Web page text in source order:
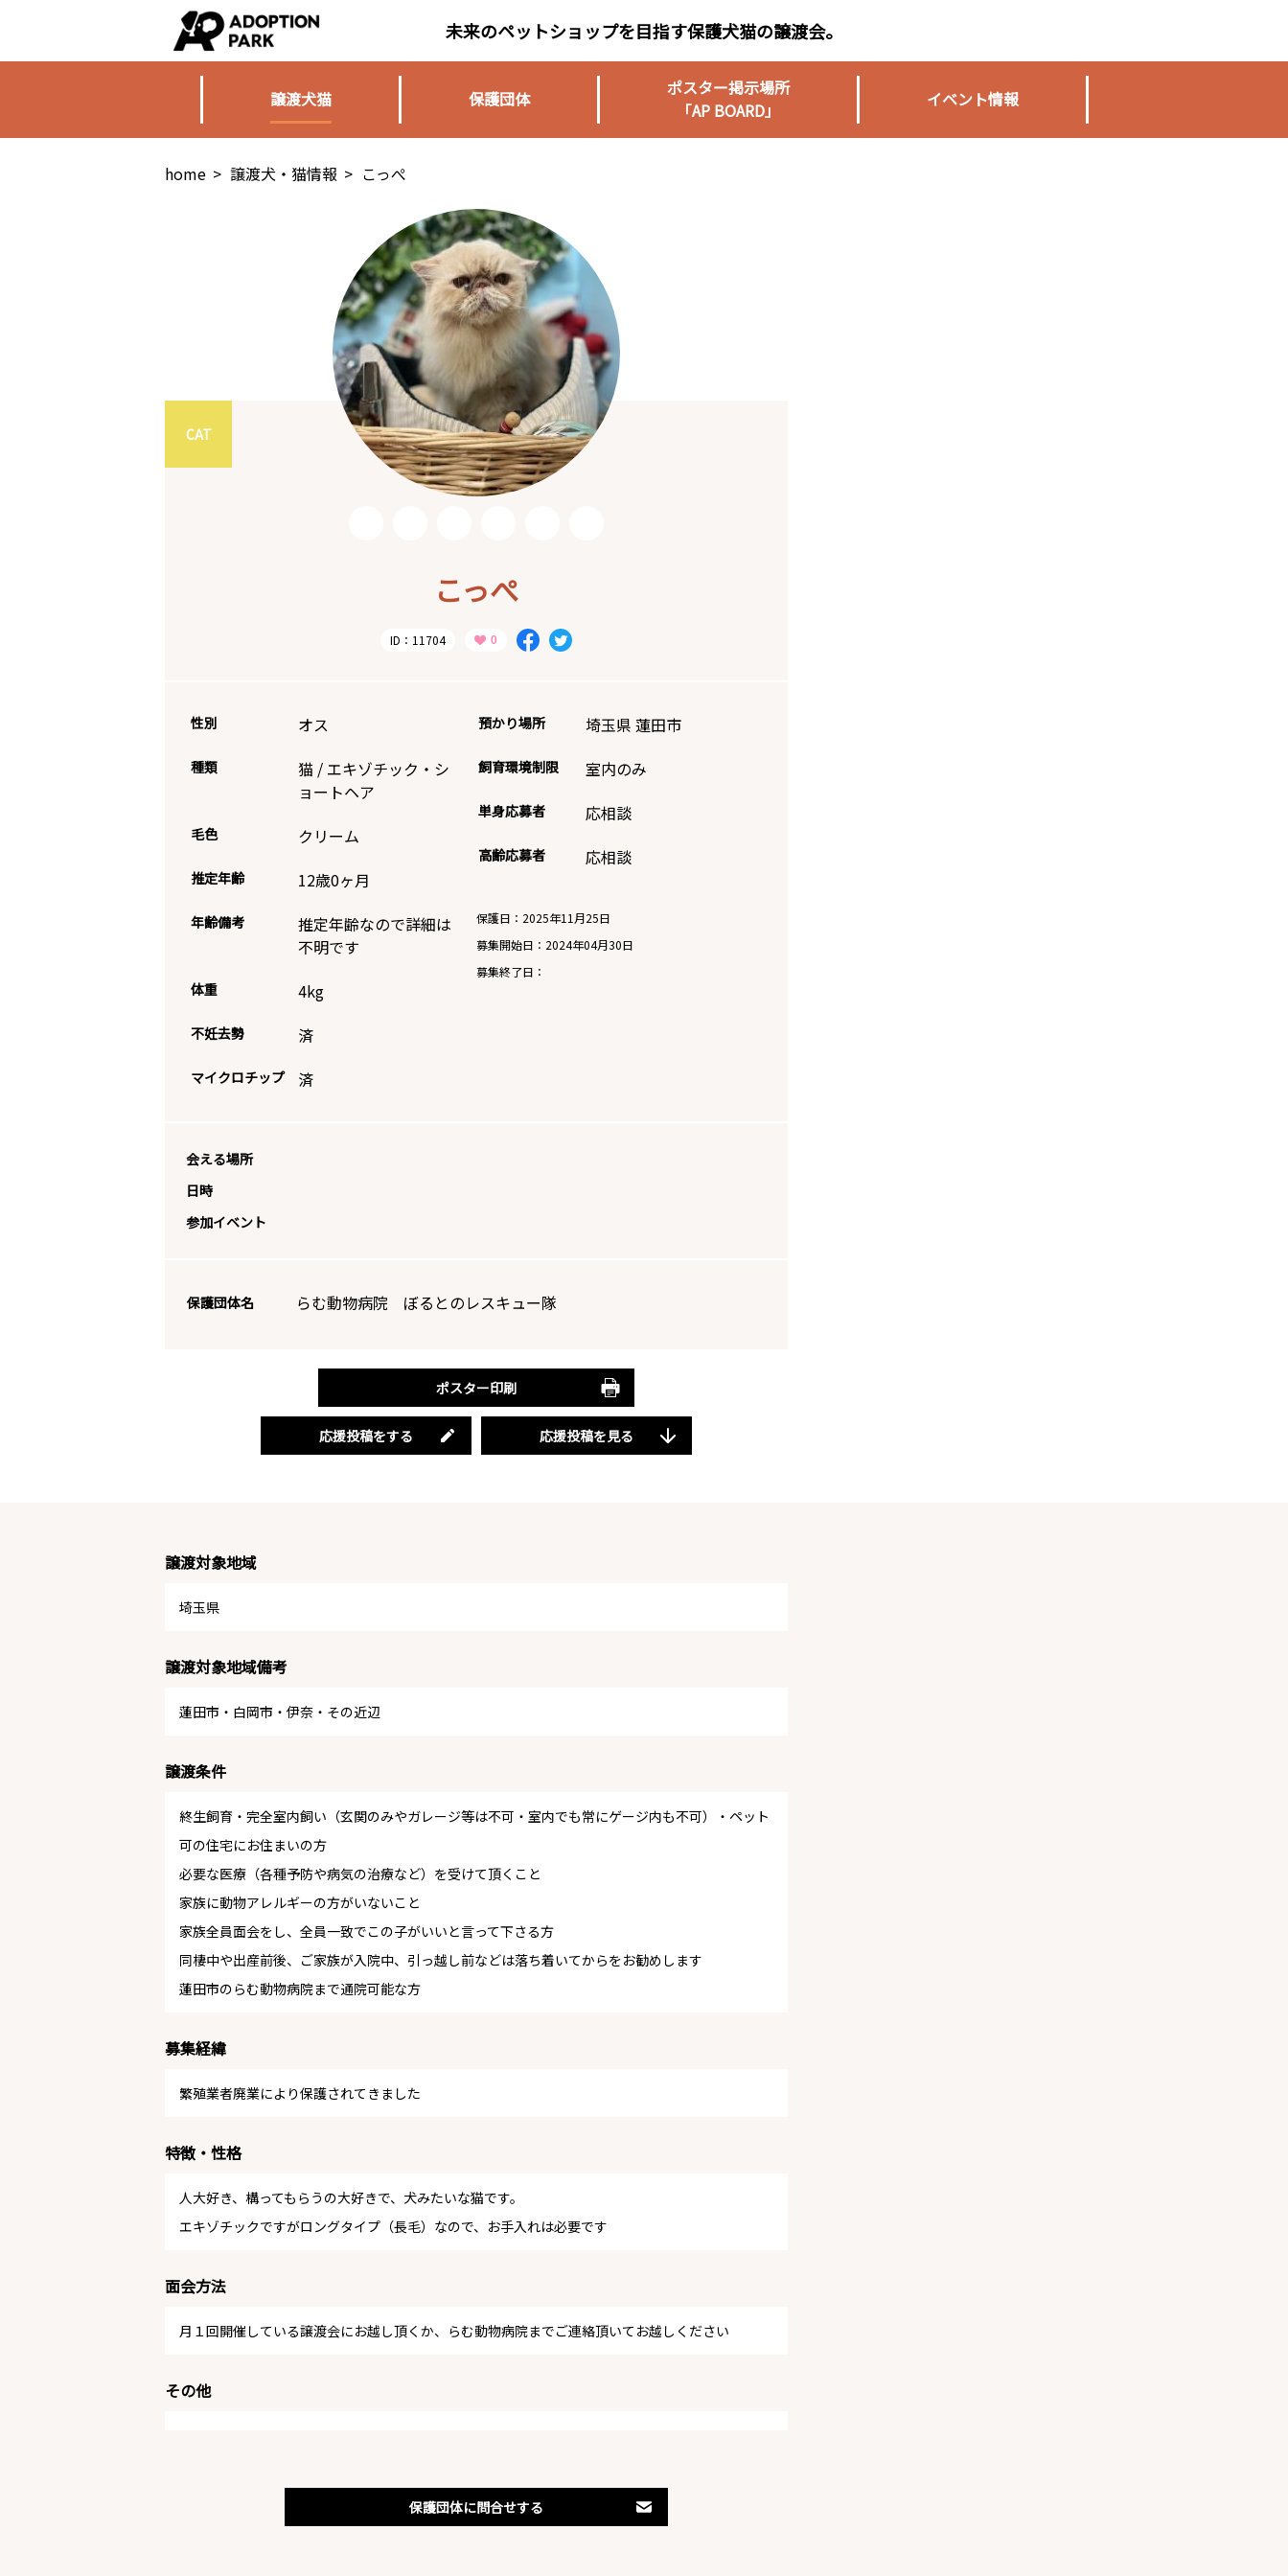
未来のペットショップを目指す保護犬猫の譲渡会。
譲渡犬猫 保護団体
ポスター掲示場所
「AP BOARD」
イベント情報
home > 譲渡犬・猫情報 > こっぺ
CAT
こっぺ
ID：11704
性別 オス
種類 猫 / エキゾチック・シ
ョートヘア
毛色 クリーム
推定年齢 12歳0ヶ月
年齢備考
推定年齢なので詳細は
不明です
体重 4kg
不妊去勢 済
マイクロチップ 済
預かり場所 埼玉県 蓮田市
飼育環境制限 室内のみ
単身応募者 応相談
高齢応募者 応相談
保護日：2025年11月25日
募集開始日： 2024年04月30日
募集終了日：
会える場所
日時
参加イベント
保護団体名 らむ動物病院 ぼるとのレスキュー隊
ポスター印刷
応援投稿をする 応援投稿を見る
譲渡対象地域
埼玉県
譲渡対象地域備考
蓮田市・白岡市・伊奈・その近辺
譲渡条件
終生飼育・完全室内飼い（玄関のみやガレージ等は不可・室内でも常にゲージ内も不可）・ペット
可の住宅にお住まいの方
必要な医療（各種予防や病気の治療など）を受けて頂くこと
家族に動物アレルギーの方がいないこと
家族全員面会をし、全員一致でこの子がいいと言って下さる方
同棲中や出産前後、ご家族が入院中、引っ越し前などは落ち着いてからをお勧めします
蓮田市のらむ動物病院まで通院可能な方
募集経緯
繁殖業者廃業により保護されてきました
特徴・性格
人大好き、構ってもらうの大好きで、犬みたいな猫です。
エキゾチックですがロングタイプ（長毛）なので、お手入れは必要です
面会方法
月１回開催している譲渡会にお越し頂くか、らむ動物病院までご連絡頂いてお越しください
その他
保護団体に問合せする